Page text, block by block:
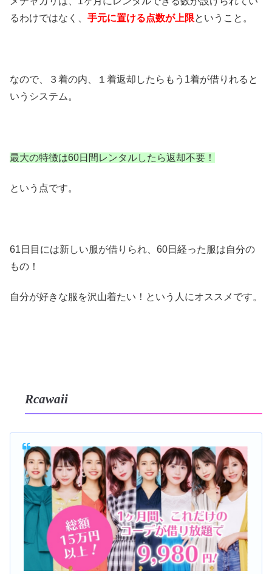
るわけではなく、 手元に置ける点数が上限ということ。
なので、３着の内、１着返却したらもう1着が借りれると
いうシステム。
最大の特徴は60日間レンタルしたら返却不要！
という点です。
61日目には新しい服が借りられ、60日経った服は自分の
もの！
自分が好きな服を沢山着たい！という人にオススメです。
Rcawaii